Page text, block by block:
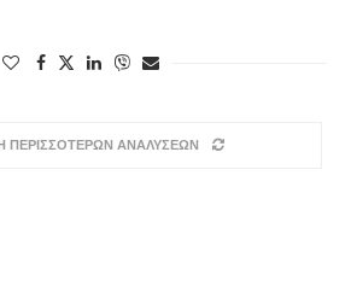
ΠΕΡΙΣΣΟΤΕΡΩΝ ΑΝΑΛΥΣΕΩΝ